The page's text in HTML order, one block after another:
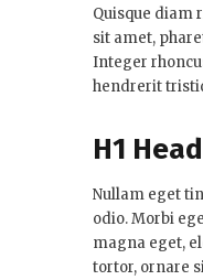
Quisque diam
sit amet,
Integer
hendrerit
H1
Nullam eget
odio. Morbi
magna eget,
tortor, ornare